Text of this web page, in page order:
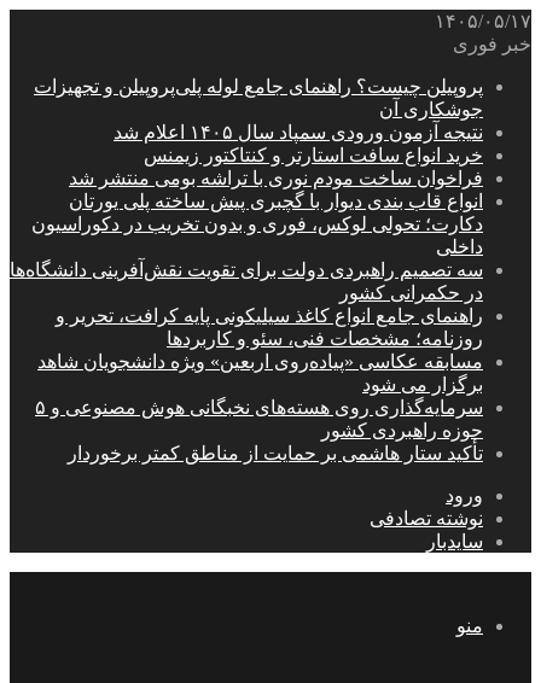
۱۴۰۵/۰۵/۱۷
خبر فوری
پروپیلن چیست؟ راهنمای جامع لوله پلی‌پروپیلن و تجهیزات
جوشکاری آن
نتیجه آزمون ورودی سمپاد سال ۱۴۰۵ اعلام شد
خرید انواع سافت استارتر و کنتاکتور زیمنس
فراخوان ساخت مودم نوری با تراشه بومی منتشر شد
انواع قاب بندی دیوار با گچبری پیش ساخته پلی یورتان
دکارت؛ تحولی لوکس، فوری و بدون تخریب در دکوراسیون
داخلی
سه تصمیم راهبردی دولت برای تقویت نقش‌آفرینی دانشگاه‌ها
در حکمرانی کشور
راهنمای جامع انواع کاغذ سیلیکونی پایه کرافت، تحریر و
روزنامه؛ مشخصات فنی، سئو و کاربردها
مسابقه عکاسی «پیاده‌روی اربعین» ویژه دانشجویان شاهد
برگزار می شود
سرمایه‌گذاری روی هسته‌های نخبگانی هوش مصنوعی و ۵
حوزه راهبردی کشور
تأکید ستار هاشمی بر حمایت از مناطق کمتر برخوردار
ورود
نوشته تصادفی
سایدبار
منو